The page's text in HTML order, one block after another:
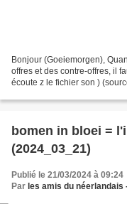
Bonjour (Goeiemorgen),
offres et des contre-offres, il
écoute z le fichier son )
bomen in bloei =
(2024_03_21)
Publié le 21/03/2024 à 09:24
Par les amis du néerlandais